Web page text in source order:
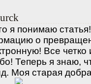
я понимаю
о
Все
Теперь я знаю,
Моя старая